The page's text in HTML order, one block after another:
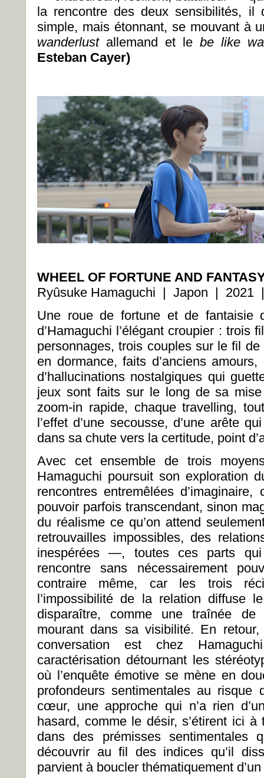
la rencontre des deux sensibilités, il
simple, mais étonnant, se mouvant à
wanderlust allemand et le be like
Esteban Cayer)
WHEEL OF FORTUNE AND
Ryûsuke Hamaguchi | Japon | 2021
Une roue de fortune et de fantaisie
d’Hamaguchi l’élégant croupier : trois
personnages, trois couples sur le fil
en dormance, faits d’anciens
d’hallucinations nostalgiques qui
jeux sont faits sur le long de sa
zoom-in rapide, chaque travelling,
l’effet d’une secousse, d’une arête
dans sa chute vers la certitude, point
Avec cet ensemble de trois
Hamaguchi poursuit son exploration
rencontres entremêlées
pouvoir parfois transcendant, sinon
du réalisme ce qu’on attend
retrouvailles impossibles, des
inespérées —, toutes ces parts qui
rencontre sans nécessairement
contraire même, car les trois
l’impossibilité de la relation diffuse
disparaître, comme une traînée
mourant dans sa visibilité. En retour,
conversation est chez
caractérisation détournant les
où l’enquête émotive se mène en
profondeurs sentimentales au risque
cœur, une approche qui n’a rien
hasard, comme le désir, s’étirent ici à
dans des prémisses sentimentales
découvrir au fil des indices qu’il
parvient à boucler thématiquement d’un